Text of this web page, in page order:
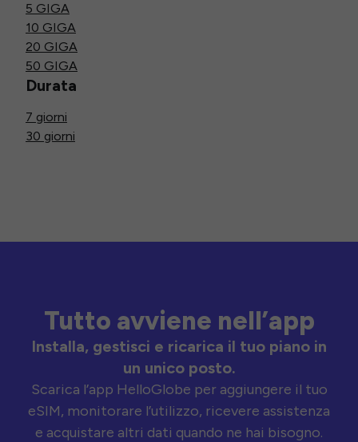
5 GIGA
10 GIGA
20 GIGA
50 GIGA
Durata
7 giorni
30 giorni
Tutto avviene nell’app
Installa, gestisci e ricarica il tuo piano in
un unico posto.
Scarica l’app HelloGlobe per aggiungere il tuo
eSIM, monitorare l’utilizzo, ricevere assistenza
e acquistare altri dati quando ne hai bisogno.